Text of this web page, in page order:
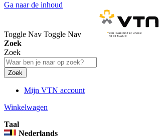
Ga naar de inhoud
Toggle Nav Toggle Nav
Zoek
Zoek
Zoek
Mijn VTN account
Winkelwagen
Taal
Nederlands